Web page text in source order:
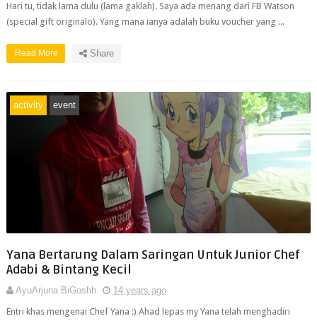
Hari tu, tidak lama dulu (lama gaklah). Saya ada menang dari FB Watson
(special gift originalo). Yang mana ianya adalah buku voucher yang ...
Read More Share
activity event
Yana Bertarung Dalam Saringan Untuk Junior Chef
Adabi & Bintang Kecil
AyuArjuna BiGoshh
14 years ago
Entri khas mengenai Chef Yana :) Ahad lepas my Yana telah menghadiri